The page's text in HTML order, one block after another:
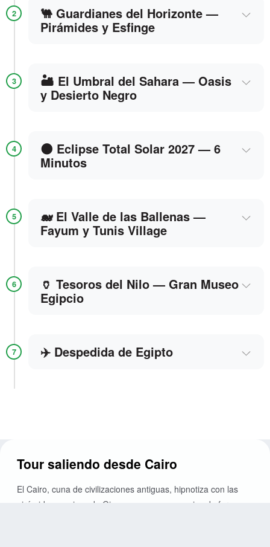
2 🐫 Guardianes del Horizonte —
Pirámides y Esfinge
3 🏜️ El Umbral del Sahara — Oasis
y Desierto Negro
4 🌑 Eclipse Total Solar 2027 — 6
Minutos
5 🐋 El Valle de las Ballenas —
Fayum y Tunis Village
6 🏺 Tesoros del Nilo — Gran Museo
Egipcio
7 ✈️ Despedida de Egipto
Tour saliendo desde Cairo
El Cairo, cuna de civilizaciones antiguas, hipnotiza con las
pirámides masivas de Giza, museos con momias de faraones